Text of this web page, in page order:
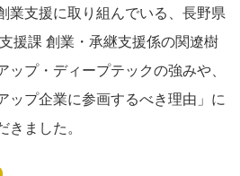
業支援に取り組んでいる、長野県
援課 創業・承継支援係の関遼樹
ップ・ディープテックの強みや、
ップ企業に参画するべき理由」に
きました。